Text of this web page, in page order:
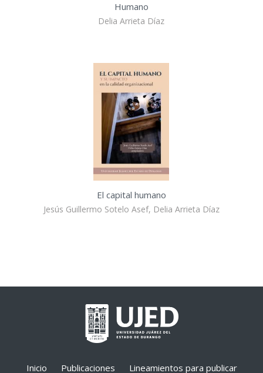
Humano
Delia Arrieta Díaz
El capital humano
Jesús Guillermo Sotelo Asef, Delia Arrieta Díaz
Inicio Publicaciones Lineamientos para publicar